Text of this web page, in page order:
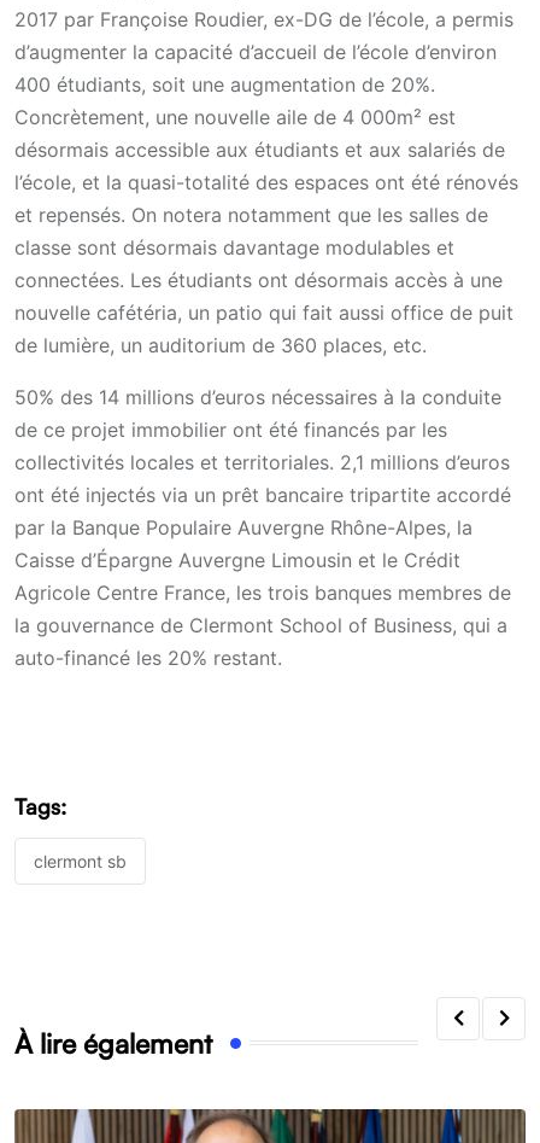
2017 par Françoise Roudier, ex-DG de l’école, a permis
d’augmenter la capacité d’accueil de l’école d’environ
400 étudiants, soit une augmentation de 20%.
Concrètement, une nouvelle aile de 4 000m² est
désormais accessible aux étudiants et aux salariés de
l’école, et la quasi-totalité des espaces ont été rénovés
et repensés. On notera notamment que les salles de
classe sont désormais davantage modulables et
connectées. Les étudiants ont désormais accès à une
nouvelle cafétéria, un patio qui fait aussi office de puit
de lumière, un auditorium de 360 places, etc.
50% des 14 millions d’euros nécessaires à la conduite
de ce projet immobilier ont été financés par les
collectivités locales et territoriales. 2,1 millions d’euros
ont été injectés via un prêt bancaire tripartite accordé
par la Banque Populaire Auvergne Rhône-Alpes, la
Caisse d’Épargne Auvergne Limousin et le Crédit
Agricole Centre France, les trois banques membres de
la gouvernance de Clermont School of Business, qui a
auto-financé les 20% restant.
Tags:
clermont sb
À lire également